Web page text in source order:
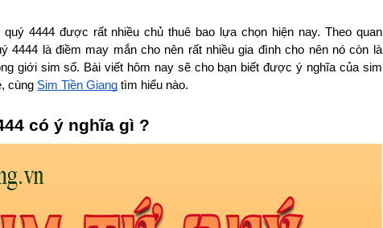
4444 được rất nhiều chủ thuê bao lựa chọn hiện nay. Theo quan
4444 là điềm may mắn cho nên rất nhiều gia đình cho nên nó còn là
giới sim số. Bài viết hôm nay sẽ cho bạn biết được ý nghĩa của sim
cùng Sim Tiền Giang tìm hiểu nào.
có ý nghĩa gì ?